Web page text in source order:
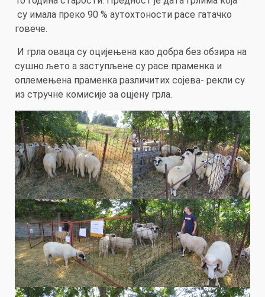
су имала преко 90 % аутохтоности расе гатачко
говече.
И грла оваца су оцијењена као добра без обзира на
сушно љето а заступљене су расе праменка и
оплемењена праменка различитих сојева- рекли су
из стручне комисије за оцјену грла.